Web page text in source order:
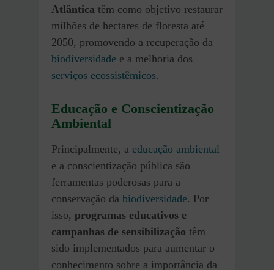
Atlântica têm como objetivo restaurar
milhões de hectares de floresta até
2050, promovendo a recuperação da
biodiversidade e a melhoria dos
serviços ecossistêmicos.
Educação e Conscientização
Ambiental
Principalmente, a educação ambiental
e a conscientização pública são
ferramentas poderosas para a
conservação da biodiversidade. Por
isso, programas educativos e
campanhas de sensibilização têm
sido implementados para aumentar o
conhecimento sobre a importância da